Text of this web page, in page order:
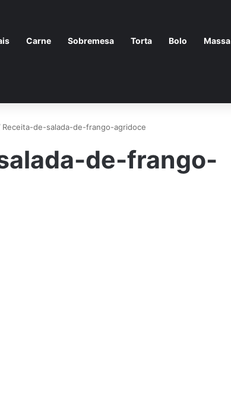
Carne Sobremesa Torta Bolo Massa
Receita-de-salada-de-frango-agridoce
de-frango-